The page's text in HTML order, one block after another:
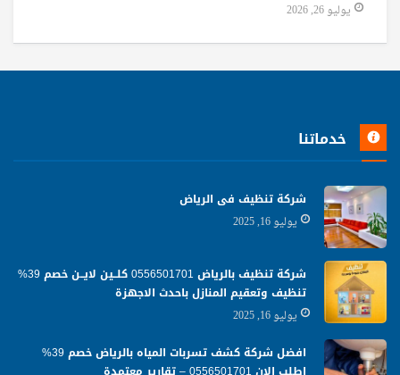
يوليو 26, 2026
خدماتنا
شركة تنظيف فى الرياض
يوليو 16, 2025
شركة تنظيف بالرياض 0556501701 كلــين لايــن خصم 39%
تنظيف وتعقيم المنازل باحدث الاجهزة
يوليو 16, 2025
افضل شركة كشف تسربات المياه بالرياض خصم 39%
اطلب الان 0556501701‬‏ – تقارير معتمدة